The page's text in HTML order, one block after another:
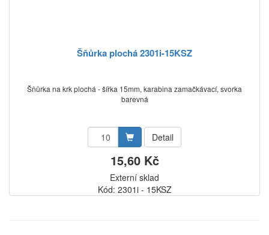
Šňůrka plochá 2301i-15KSZ
Šňůrka na krk plochá - šířka 15mm, karabina zamačkávací, svorka
barevná
Detail
15,60 Kč
Externí sklad
Kód: 2301i - 15KSZ